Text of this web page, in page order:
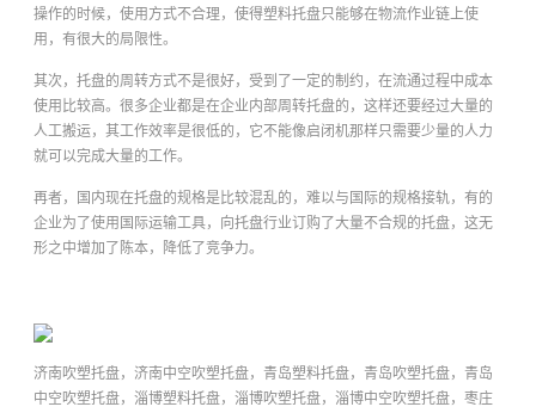
操作的时候，使用方式不合理，使得塑料托盘只能够在物流作业链上使
用，有很大的局限性。
其次，托盘的周转方式不是很好，受到了一定的制约，在流通过程中成本
使用比较高。很多企业都是在企业内部周转托盘的，这样还要经过大量的
人工搬运，其工作效率是很低的，它不能像启闭机那样只需要少量的人力
就可以完成大量的工作。
再者，国内现在托盘的规格是比较混乱的，难以与国际的规格接轨，有的
企业为了使用国际运输工具，向托盘行业订购了大量不合规的托盘，这无
形之中增加了陈本，降低了竞争力。
济南吹塑托盘，济南中空吹塑托盘，青岛塑料托盘，青岛吹塑托盘，青岛
中空吹塑托盘，淄博塑料托盘，淄博吹塑托盘，淄博中空吹塑托盘，枣庄